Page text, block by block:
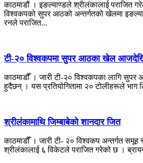
काठमाडौं । इङल्याण्डले श्रीलंकालाई पराजित
विश्वकपको सुपर आठको अन्तर्गतको खेलमा
रनले पराजित...
टी-२० विश्वकपमा सुपर आठका खेल
काठमाडौँ । जारी टी-२० विश्वकपका लागि
हुदैछन् । यस प्रतियोगितामा २० टोलीहरूले भाग
श्रीलंकामाथि जिम्बाबेको शानदार जित
काठमाडौँ । जारी टी- २० विश्वकप अन्तर्गत
श्रीलंकालाई ६ विकेटले पराजित गरेको छ ।